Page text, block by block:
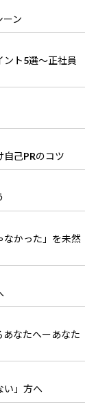
ーン
ント5選～正社員
己PRのコツ
なかった」を未然
あなたへーあなた
い」方へ